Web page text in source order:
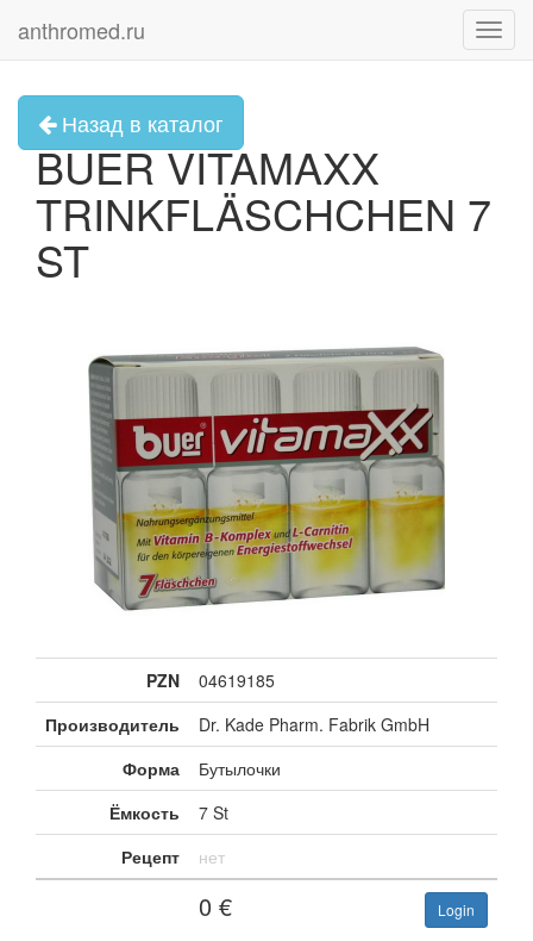
anthromed.ru
Назад в каталог
BUER VITAMAXX
TRINKFLÄSCHCHEN 7
ST
PZN
04619185
Производитель
Dr. Kade Pharm. Fabrik GmbH
Форма
Бутылочки
Ёмкость
7 St
Рецепт
нет
0 € Login